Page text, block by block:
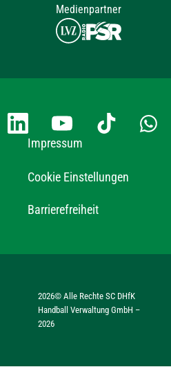
Medienpartner
Impressum
Cookie Einstellungen
Barrierefreiheit
2026© Alle Rechte SC DHfK
Handball Verwaltung GmbH –
2026